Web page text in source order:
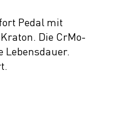
Pedal mit
Die CrMo-
Lebensdauer.